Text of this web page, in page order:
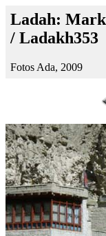
Ladah:
/ Ladakh353
Fotos Ada, 2009